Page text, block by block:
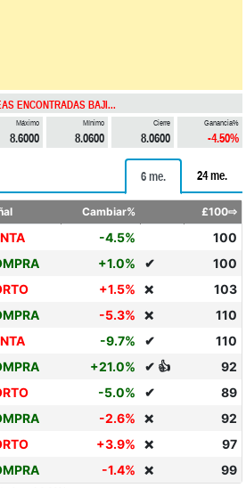
ENCONTRADAS BAJI...
Máximo
8.6000
Mínimo
8.0600
Cierre
8.0600
Ganancia%
-4.50%
6 me. 24 me.
Cambiar% £100⇨
-4.5%
100
+1.0% ✔
100
+1.5% ❌
103
-5.3% ❌
110
-9.7% ✔
110
+21.0% ✔ 👍
92
-5.0% ✔
89
-2.6% ❌
92
+3.9% ❌
97
-1.4% ❌ 99